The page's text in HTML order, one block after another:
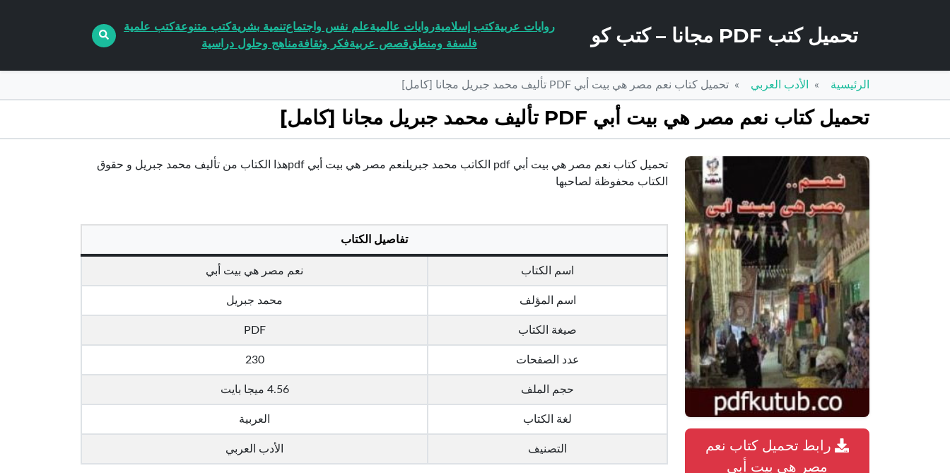
تحميل كتب PDF مجانا – كتب كو روايات عربيةكتب إسلاميةروايات عالميةعلم نفس واجتماعتنمية بشريةكتب متنوعةكتب علمية
فلسفة ومنطققصص عربيةفكر وثقافةمناهج وحلول دراسية
الرئيسية الأدب العربي تحميل كتاب نعم مصر هي بيت أبي PDF تأليف محمد جبريل مجانا [كامل]
تحميل كتاب نعم مصر هي بيت أبي PDF تأليف محمد جبريل مجانا [كامل]
رابط تحميل كتاب نعم
مصر هي بيت أبي
تحميل كتاب نعم مصر هي بيت أبي pdf الكاتب محمد جبريلنعم مصر هي بيت أبي pdfهذا الكتاب من تأليف محمد جبريل و حقوق
الكتاب محفوظة لصاحبها
تفاصيل الكتاب
اسم الكتاب نعم مصر هي بيت أبي
اسم المؤلف محمد جبريل
صيغة الكتاب PDF
عدد الصفحات 230
حجم الملف 4.56 ميجا بايت
لغة الكتاب العربية
التصنيف الأدب العربي